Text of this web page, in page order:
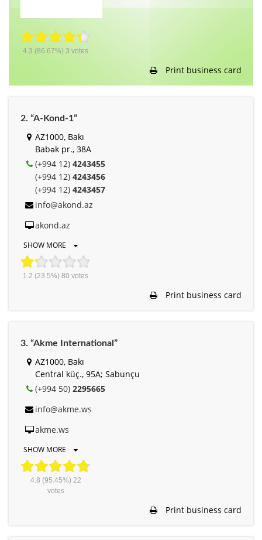
4.3 (86.67%) 3 votes
Print business card
2. “A-Kond-1”
AZ1000, Bakı
Babək pr., 38A
(+994 12) 4243455
(+994 12) 4243456
(+994 12) 4243457
info@akond.az
akond.az
SHOW MORE
1.2 (23.5%) 80 votes
Print business card
3. “Akme International”
AZ1000, Bakı
Central küç., 95A; Sabunçu
(+994 50) 2295665
info@akme.ws
akme.ws
SHOW MORE
4.8 (95.45%) 22
votes
Print business card